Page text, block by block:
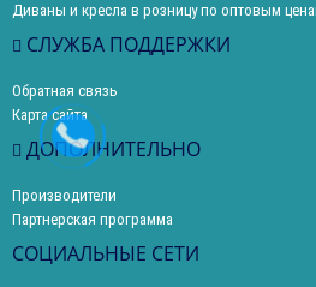
Диваны и кресла в розницу по оптовым
СЛУЖБА ПОДДЕРЖКИ
Обратная связь
Карта сайта
ДОПОЛНИТЕЛЬНО
Производители
Партнерская программа
СОЦИАЛЬНЫЕ СЕТИ